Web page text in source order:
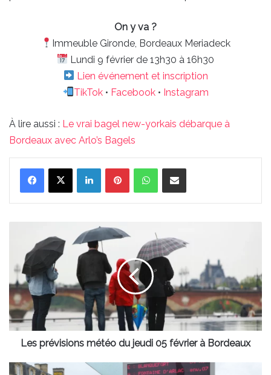
On y va ?
Immeuble Gironde, Bordeaux Meriadeck
Lundi 9 février de 13h30 à 16h30
Lien événement et inscription
TikTok• Facebook• Instagram
À lire aussi : Le vrai bagel new-yorkais débarque à
Bordeaux avec Arlo’s Bagels
LinkedinPinterestWhatsAppPartager par email
prévisions
météo
du
jeudi
05
février
à
Bordeaux
Les prévisions météo du jeudi 05 février à Bordeaux
Tram